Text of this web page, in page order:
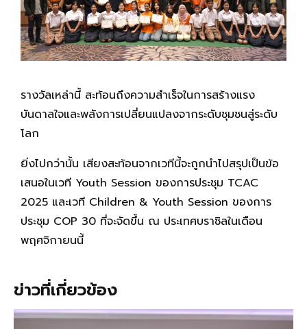
รางวัลเหล่านี้ สะท้อนถึงความสำเร็จในการสร้างแรง
บันดาลใจและพลังการเปลี่ยนแปลงจากระดับชุมชนสู่ระดับ
โลก
ยิ่งไปกว่านั้น เสียงสะท้อนจากเวทีนี้จะถูกนำไปสรุปเป็นข้อ
เสนอในเวที Youth Session ของการประชุม TCAC
2025 และเวที Children & Youth Session ของการ
ประชุม COP 30 ที่จะจัดขึ้น ณ ประเทศบราซิลในเดือน
พฤศจิกายนนี้
ข่าวที่เกี่ยวข้อง